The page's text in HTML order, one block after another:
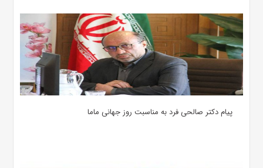
پیام دکتر صالحی فرد به مناسبت روز جهانی ماما